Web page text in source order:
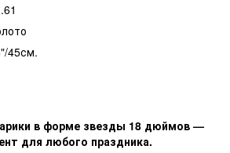
45см.
в форме звезды 18 дюймов —
для любого праздника.